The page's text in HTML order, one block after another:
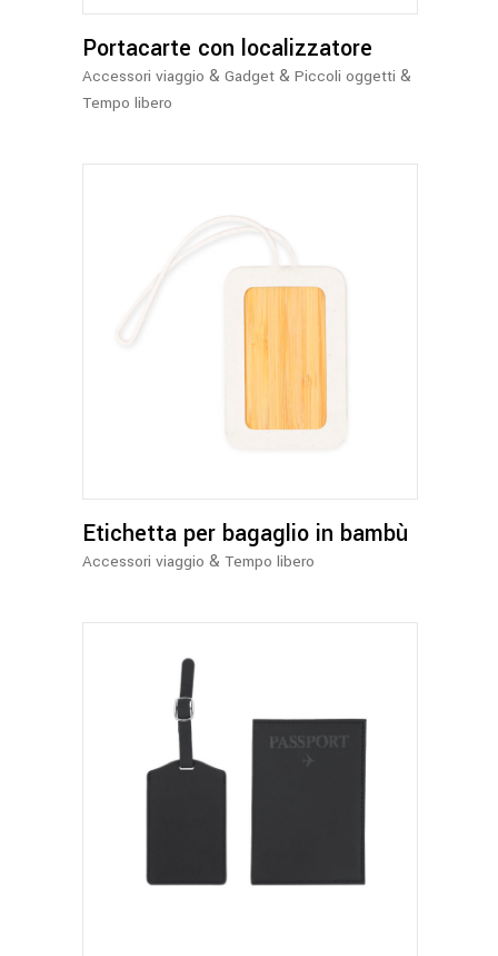
Portacarte con localizzatore
Accessori viaggio & Gadget & Piccoli oggetti &
Tempo libero
Etichetta per bagaglio in bambù
Accessori viaggio & Tempo libero